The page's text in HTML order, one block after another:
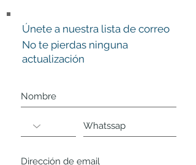
Únete a nuestra lista de correo
No te pierdas ninguna
actualización